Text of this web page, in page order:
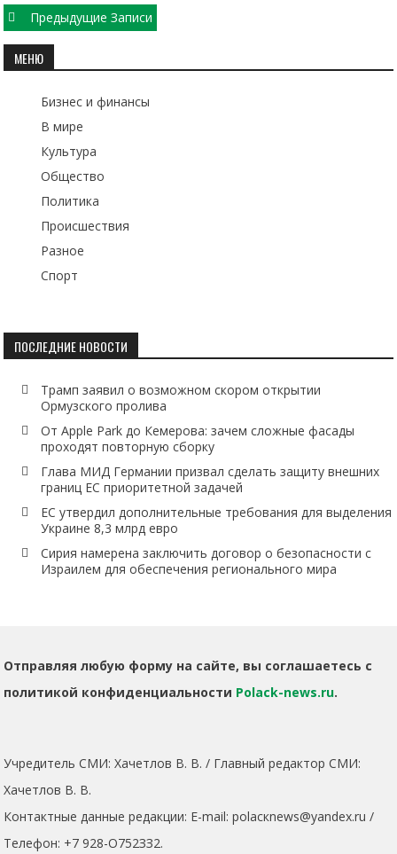
Навигация
по
записям
Предыдущие Записи
МЕНЮ
Бизнес и финансы
В мире
Культура
Общество
Политика
Происшествия
Разное
Спорт
ПОСЛЕДНИЕ НОВОСТИ
Трамп заявил о возможном скором открытии
Ормузского пролива
От Apple Park до Кемерова: зачем сложные фасады
проходят повторную сборку
Глава МИД Германии призвал сделать защиту внешних
границ ЕС приоритетной задачей
ЕС утвердил дополнительные требования для выделения
Украине 8,3 млрд евро
Сирия намерена заключить договор о безопасности с
Израилем для обеспечения регионального мира
Отправляя любую форму на сайте, вы соглашаетесь с
политикой конфиденциальности Polack-news.ru.
Учредитель СМИ: Хaчeтлoв B. B. / Главный редактор СМИ:
Хaчeтлoв B. B.
Контактные данные редакции: E-mail: polacкnews@yandex.ru /
Телефон: +7 928-O752ЗЗ2.